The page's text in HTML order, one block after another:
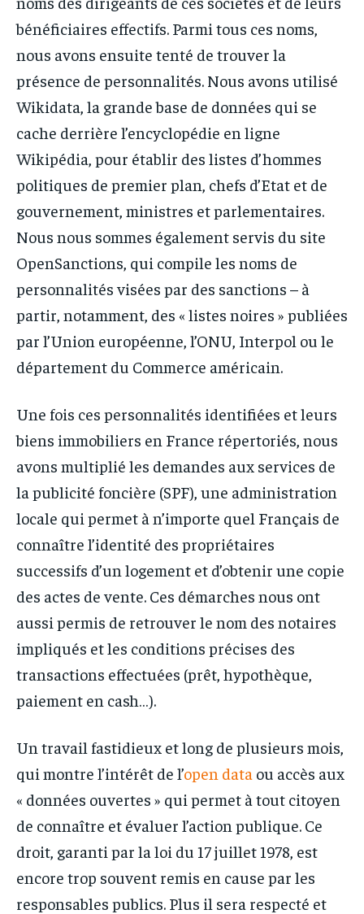
bénéficiaires effectifs. Parmi tous ces noms,
nous avons ensuite tenté de trouver la
présence de personnalités. Nous avons utilisé
Wikidata, la grande base de données qui se
cache derrière l’encyclopédie en ligne
Wikipédia, pour établir des listes d’hommes
politiques de premier plan, chefs d’Etat et de
gouvernement, ministres et parlementaires.
Nous nous sommes également servis du site
OpenSanctions, qui compile les noms de
personnalités visées par des sanctions – à
partir, notamment, des « listes noires » publiées
par l’Union européenne, l’ONU, Interpol ou le
département du Commerce américain.
Une fois ces personnalités identifiées et leurs
biens immobiliers en France répertoriés, nous
avons multiplié les demandes aux services de
la publicité foncière (SPF), une administration
locale qui permet à n’importe quel Français de
connaître l’identité des propriétaires
successifs d’un logement et d’obtenir une copie
des actes de vente. Ces démarches nous ont
aussi permis de retrouver le nom des notaires
impliqués et les conditions précises des
transactions effectuées (prêt, hypothèque,
paiement en cash…).
Un travail fastidieux et long de plusieurs mois,
qui montre l’intérêt de l’open data ou accès aux
« données ouvertes » qui permet à tout citoyen
de connaître et évaluer l’action publique. Ce
droit, garanti par la loi du 17 juillet 1978, est
encore trop souvent remis en cause par les
responsables publics. Plus il sera respecté et